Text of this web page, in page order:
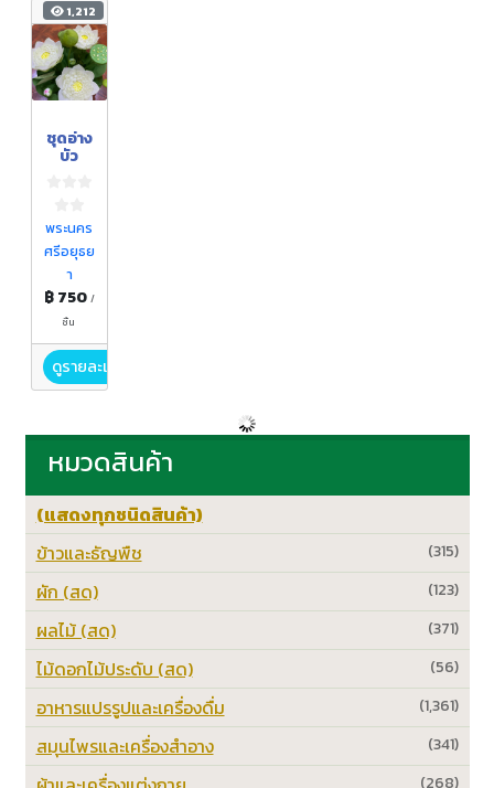
1,212
ชุดอ่าง
บัว
พระนคร
ศรีอยุธย
า
฿ 750 /
ชิ้น
ดูรายละเอียด
หมวดสินค้า
(แสดงทุกชนิดสินค้า)
(315)
ข้าวและธัญพืช
(123)
ผัก (สด)
(371)
ผลไม้ (สด)
(56)
ไม้ดอกไม้ประดับ (สด)
(1,361)
อาหารแปรรูปและเครื่องดื่ม
(341)
สมุนไพรและเครื่องสำอาง
(268)